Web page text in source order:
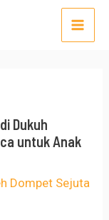
Main
Dukuh
untuk Anak
Dompet Sejuta